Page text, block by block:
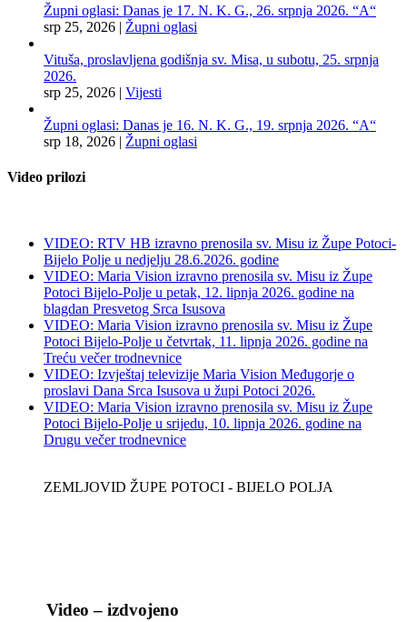
Župni oglasi: Danas je 17. N. K. G., 26. srpnja 2026. “A“
srp 25, 2026 | Župni oglasi
Vituša, proslavljena godišnja sv. Misa, u subotu, 25. srpnja
2026.
srp 25, 2026 | Vijesti
Župni oglasi: Danas je 16. N. K. G., 19. srpnja 2026. “A“
srp 18, 2026 | Župni oglasi
Video prilozi
VIDEO: RTV HB izravno prenosila sv. Misu iz Župe Potoci-
Bijelo Polje u nedjelju 28.6.2026. godine
VIDEO: Maria Vision izravno prenosila sv. Misu iz Župe
Potoci Bijelo-Polje u petak, 12. lipnja 2026. godine na
blagdan Presvetog Srca Isusova
VIDEO: Maria Vision izravno prenosila sv. Misu iz Župe
Potoci Bijelo-Polje u četvrtak, 11. lipnja 2026. godine na
Treću večer trodnevnice
VIDEO: Izvještaj televizije Maria Vision Međugorje o
proslavi Dana Srca Isusova u župi Potoci 2026.
VIDEO: Maria Vision izravno prenosila sv. Misu iz Župe
Potoci Bijelo-Polje u srijedu, 10. lipnja 2026. godine na
Drugu večer trodnevnice
ZEMLJOVID ŽUPE POTOCI - BIJELO POLJA
Video – izdvojeno